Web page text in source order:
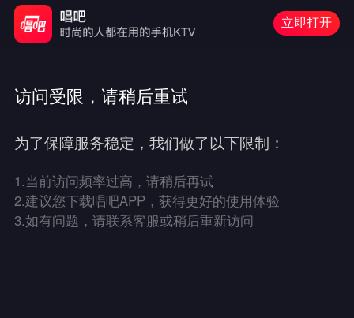
立即打开
访问受限，请稍后重试
为了保障服务稳定，我们做了以下限制：
1.当前访问频率过高，请稍后再试
2.建议您下载唱吧APP，获得更好的使用体验
3.如有问题，请联系客服或稍后重新访问